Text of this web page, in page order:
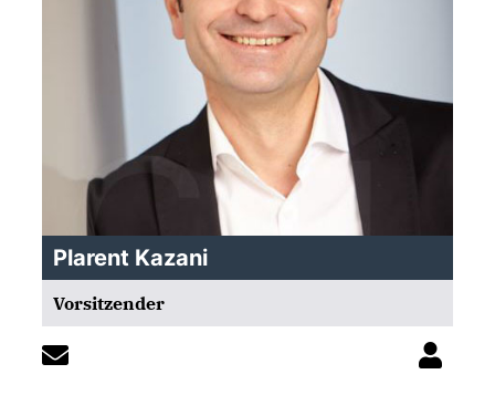
Plarent Kazani
Vorsitzender